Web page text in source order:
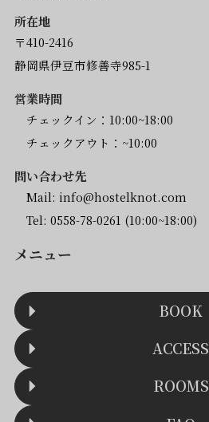
所在地
〒410-2416
静岡県伊豆市修善寺985-1
営業時間
チェックイン：10:00~18:00
チェックアウト：~10:00
問い合わせ先
Mail: info@hostelknot.com
Tel: 0558-78-0261 (10:00~18:00)
メニュー
BOOK
ACCESS
ROOMS